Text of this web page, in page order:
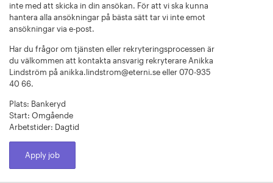
inte med att skicka in din ansökan. För att vi ska kunna
hantera alla ansökningar på bästa sätt tar vi inte emot
ansökningar via e-post.
Har du frågor om tjänsten eller rekryteringsprocessen är
du välkommen att kontakta ansvarig rekryterare Anikka
Lindström på anikka.lindstrom@eterni.se eller 070-935
40 66.
Plats: Bankeryd
Start: Omgående
Arbetstider: Dagtid
Apply job